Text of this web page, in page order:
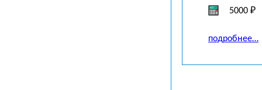
5000 ₽
подробнее…